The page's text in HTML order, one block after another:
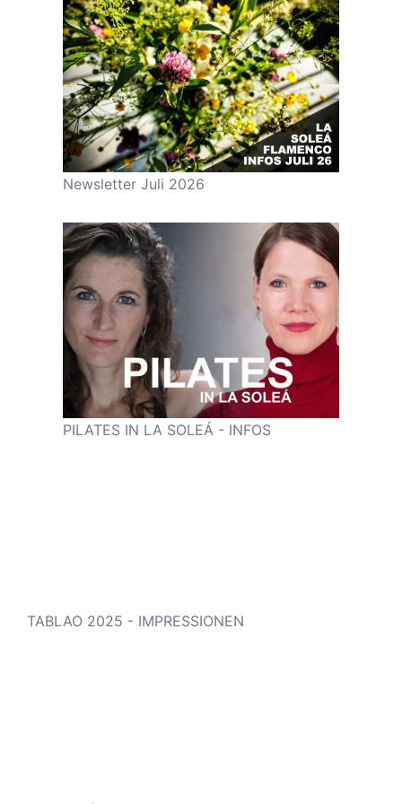
Newsletter Juli 2026
PILATES IN LA SOLEÁ - INFOS
TABLAO 2025 - IMPRESSIONEN